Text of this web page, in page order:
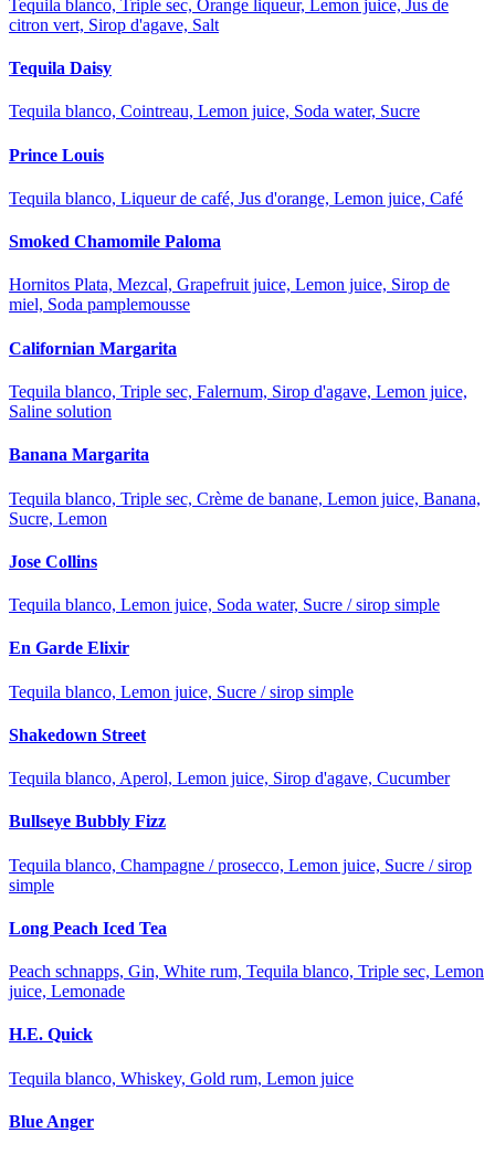
Tequila blanco, Triple sec, Orange liqueur, Lemon juice, Jus de
citron vert, Sirop d'agave, Salt
Tequila Daisy
Tequila blanco, Cointreau, Lemon juice, Soda water, Sucre
Prince Louis
Tequila blanco, Liqueur de café, Jus d'orange, Lemon juice, Café
Smoked Chamomile Paloma
Hornitos Plata, Mezcal, Grapefruit juice, Lemon juice, Sirop de
miel, Soda pamplemousse
Californian Margarita
Tequila blanco, Triple sec, Falernum, Sirop d'agave, Lemon juice,
Saline solution
Banana Margarita
Tequila blanco, Triple sec, Crème de banane, Lemon juice, Banana,
Sucre, Lemon
Jose Collins
Tequila blanco, Lemon juice, Soda water, Sucre / sirop simple
En Garde Elixir
Tequila blanco, Lemon juice, Sucre / sirop simple
Shakedown Street
Tequila blanco, Aperol, Lemon juice, Sirop d'agave, Cucumber
Bullseye Bubbly Fizz
Tequila blanco, Champagne / prosecco, Lemon juice, Sucre / sirop
simple
Long Peach Iced Tea
Peach schnapps, Gin, White rum, Tequila blanco, Triple sec, Lemon
juice, Lemonade
H.E. Quick
Tequila blanco, Whiskey, Gold rum, Lemon juice
Blue Anger